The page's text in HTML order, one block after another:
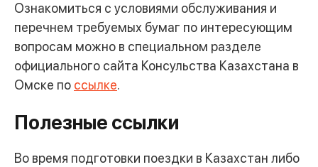
Ознакомиться с условиями обслуживания и
перечнем требуемых бумаг по интересующим
вопросам можно в специальном разделе
официального сайта Консульства Казахстана в
Омске по ссылке.
Полезные ссылки
Во время подготовки поездки в Казахстан либо